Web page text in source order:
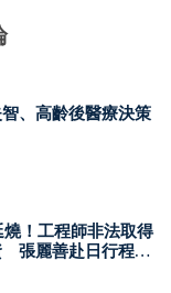
、高齡後醫療決策
！工程師非法取得
張麗善赴日行程洩